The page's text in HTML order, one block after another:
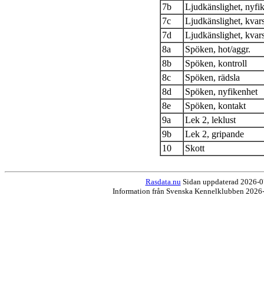
7b
Ljudkänslighet,
7c
Ljudkänslighet,
7d
Ljudkänslighet,
8a
Spöken, hot/aggr.
8b
Spöken, kontroll
8c
Spöken, rädsla
8d
Spöken, nyfikenhet
8e
Spöken, kontakt
9a
Lek 2, leklust
9b
Lek 2, gripande
10
Skott
Rasdata.nuSidan uppdaterad 2026-
Information från Svenska Kennelklubben